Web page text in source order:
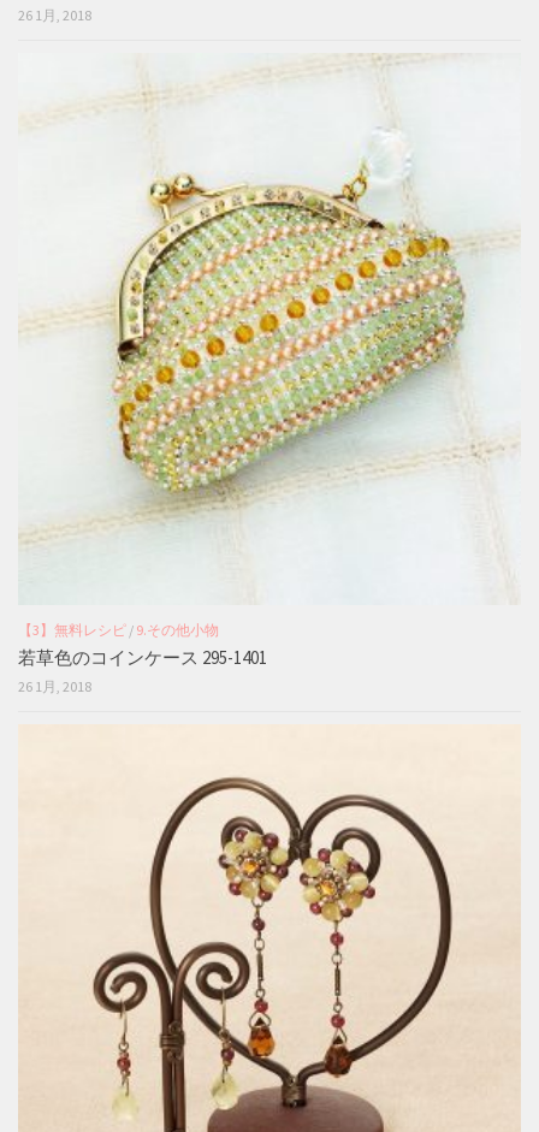
26 1月, 2018
【3】無料レシピ / 9.その他小物
若草色のコインケース 295-1401
26 1月, 2018